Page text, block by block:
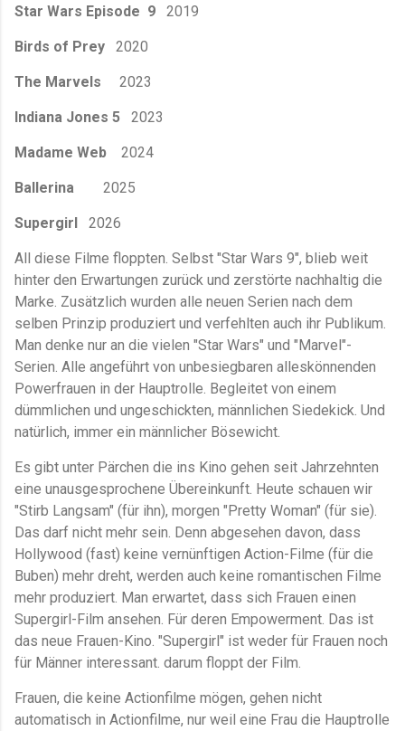
Star Wars Episode 9 2019
Birds of Prey 2020
The Marvels 2023
Indiana Jones 5 2023
Madame Web 2024
Ballerina 2025
Supergirl 2026
All diese Filme floppten. Selbst "Star Wars 9", blieb weit
hinter den Erwartungen zurück und zerstörte nachhaltig die
Marke. Zusätzlich wurden alle neuen Serien nach dem
selben Prinzip produziert und verfehlten auch ihr Publikum.
Man denke nur an die vielen "Star Wars" und "Marvel"-
Serien. Alle angeführt von unbesiegbaren alleskönnenden
Powerfrauen in der Hauptrolle. Begleitet von einem
dümmlichen und ungeschickten, männlichen Siedekick. Und
natürlich, immer ein männlicher Bösewicht.
Es gibt unter Pärchen die ins Kino gehen seit Jahrzehnten
eine unausgesprochene Übereinkunft. Heute schauen wir
"Stirb Langsam" (für ihn), morgen "Pretty Woman" (für sie).
Das darf nicht mehr sein. Denn abgesehen davon, dass
Hollywood (fast) keine vernünftigen Action-Filme (für die
Buben) mehr dreht, werden auch keine romantischen Filme
mehr produziert. Man erwartet, dass sich Frauen einen
Supergirl-Film ansehen. Für deren Empowerment. Das ist
das neue Frauen-Kino. "Supergirl" ist weder für Frauen noch
für Männer interessant. darum floppt der Film.
Frauen, die keine Actionfilme mögen, gehen nicht
automatisch in Actionfilme, nur weil eine Frau die Hauptrolle